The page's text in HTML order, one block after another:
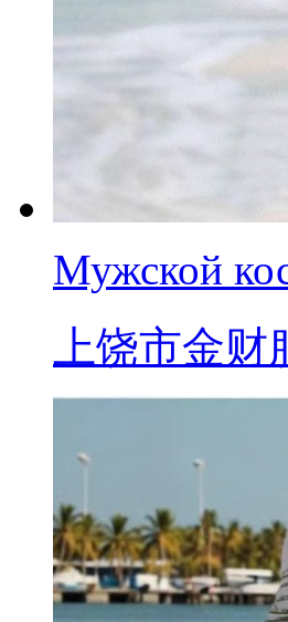
Мужской
上饶市金